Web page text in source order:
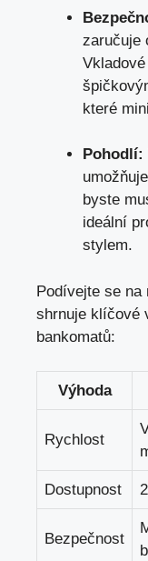
zaručuje
které
Pohodlí:
byste
ideální
stylem.
Podívejte se
shrnuje klíčové
bankomatů:
Výhoda
Rychlost
Dostupnost
Bezpečnost